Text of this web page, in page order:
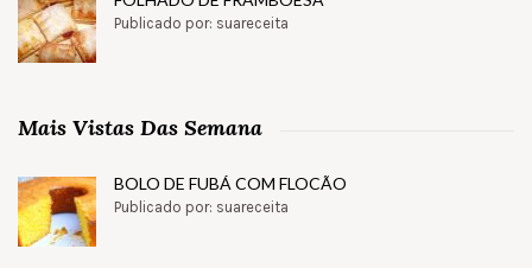
Publicado por: suareceita
Mais Vistas Das Semana
BOLO DE FUBÁ COM FLOCÃO
Publicado por: suareceita